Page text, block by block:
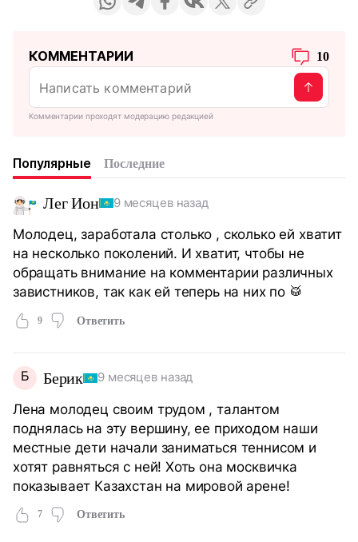
КОММЕНТАРИИ 10
Комментарии проходят модерацию редакцией
Популярные Последние
Лег Ион 9 месяцев назад
Молодец, заработала столько , сколько ей хватит
на несколько поколений. И хватит, чтобы не
обращать внимание на комментарии различных
завистников, так как ей теперь на них по 🥁
9 Ответить
Б Берик 9 месяцев назад
Лена молодец своим трудом , талантом
поднялась на эту вершину, ее приходом наши
местные дети начали заниматься теннисом и
хотят равняться с ней! Хоть она москвичка
показывает Казахстан на мировой арене!
7 Ответить